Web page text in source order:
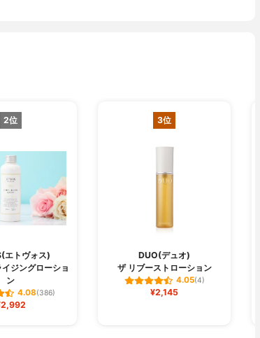
2位
エトヴォス)
ジングローショ
ン
4.08(386)
3位
DUO(デュオ)
ザ リブーストローション
4.05(4)
¥2,145